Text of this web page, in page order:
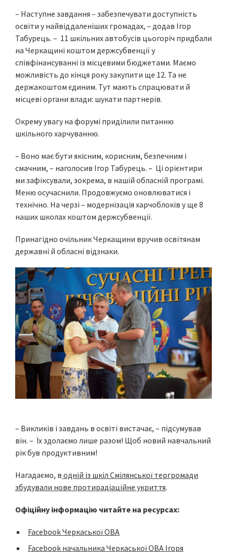
– Наступне завдання – забезпечувати доступність
освіти у найвіддаленіших громадах, – додав Ігор
Табурець. – 11 шкільних автобусів цьогоріч придбали
на Черкащині коштом держсубвенції у
співфінансуванні із місцевими бюджетами. Маємо
можливість до кінця року закупити ще 12. Та не
держакоштом єдиним. Тут мають спрацювати й
місцеві органи влади: шукати партнерів.
Окрему увагу на форумі приділили питанню
шкільного харчуванню.
– Воно має бути якісним, корисним, безпечним і
смачним, – наголосив Ігор Табурець. – Ці орієнтири
ми зафіксували, зокрема, в нашій обласній програмі.
Меню осучаснили. Продовжуємо оновлюватися і
технічно. На черзі – модернізація харчоблоків у ще 8
наших школах коштом держсубвенції.
Принагідно очільник Черкащини вручив освітянам
державні й обласні відзнаки.
– Викликів і завдань в освіті вистачає, – підсумував
він. – Їх здолаємо лише разом! Щоб новий навчальний
рік був продуктивним!
Нагадаємо, в одній із шкіл Смілянської тергромади
збудували нове протирадіаційне укриття.
Офіційну інформацію читайте на ресурсах:
Facebook Черкаської ОВА
Facebook начальника Черкаської ОВА Ігоря